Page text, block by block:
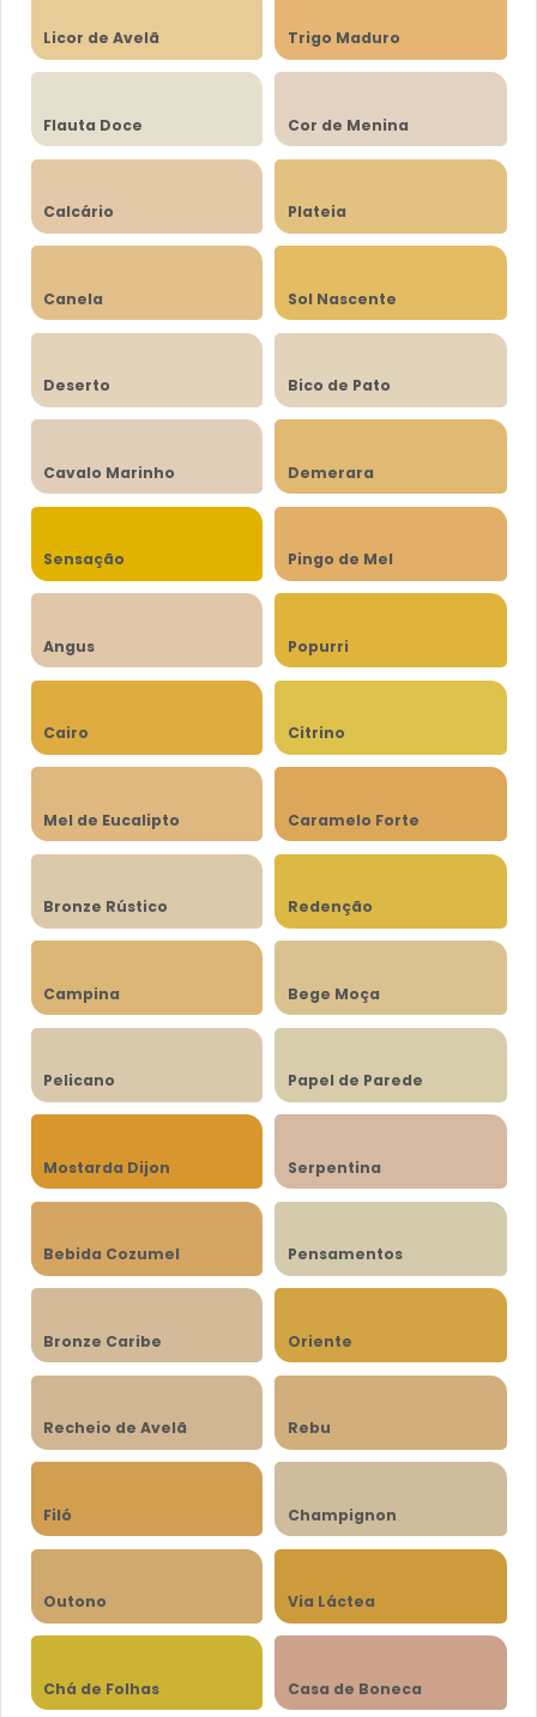
Licor de Avelã Trigo Maduro
Flauta Doce Cor de Menina
Calcário Plateia
Canela Sol Nascente
Deserto Bico de Pato
Cavalo Marinho Demerara
Sensação Pingo de Mel
Angus Popurri
Cairo Citrino
Mel de Eucalipto Caramelo Forte
Bronze Rústico Redenção
Campina Bege Moça
Pelicano Papel de Parede
Mostarda Dijon Serpentina
Bebida Cozumel Pensamentos
Bronze Caribe Oriente
Recheio de Avelã Rebu
Filó Champignon
Outono Via Láctea
Chá de Folhas Casa de Boneca